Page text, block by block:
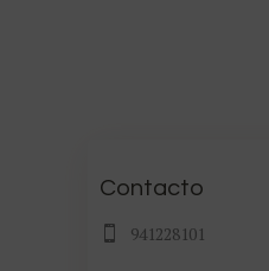
Contacto
941228101